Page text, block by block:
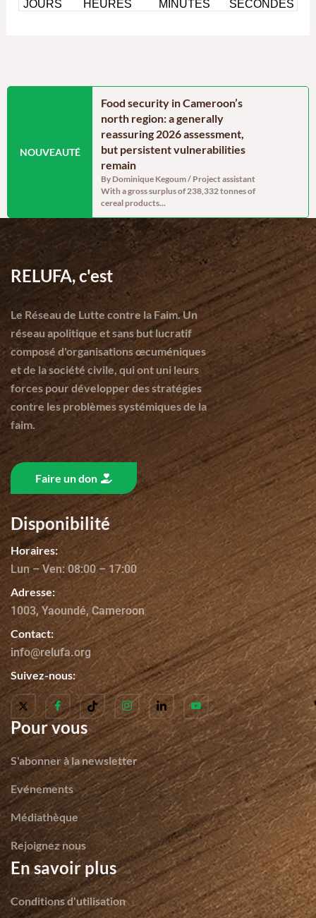
NOUVEAUTÉ
Food security in Cameroon’s
north region: a generally
reassuring 2026 assessment,
but persistent vulnerabilities
remain
By Dominique Kegoum / Project assistant
With a gross surplus of 238,332 tonnes of
cereal products...
RELUFA, c'est
Le Réseau de Lutte contre la Faim. Un
réseau apolitique et sans but lucratif
composé d'organisations œcuméniques
et de la société civile, qui ont uni leurs
forces pour développer des stratégies
contre les problèmes systémiques de la
faim.
Faire un don
Disponibilité
Horaires:
Lun – Ven: 08:00 – 17:00
Adresse:
1003, Yaoundé, Cameroon
Contact:
info@relufa.org
Suivez-nous:
Pour vous
S'abonner à la newsletter
Evénements
Médiathèque
Rejoignez nous
En savoir plus
Conditions d'utilisation